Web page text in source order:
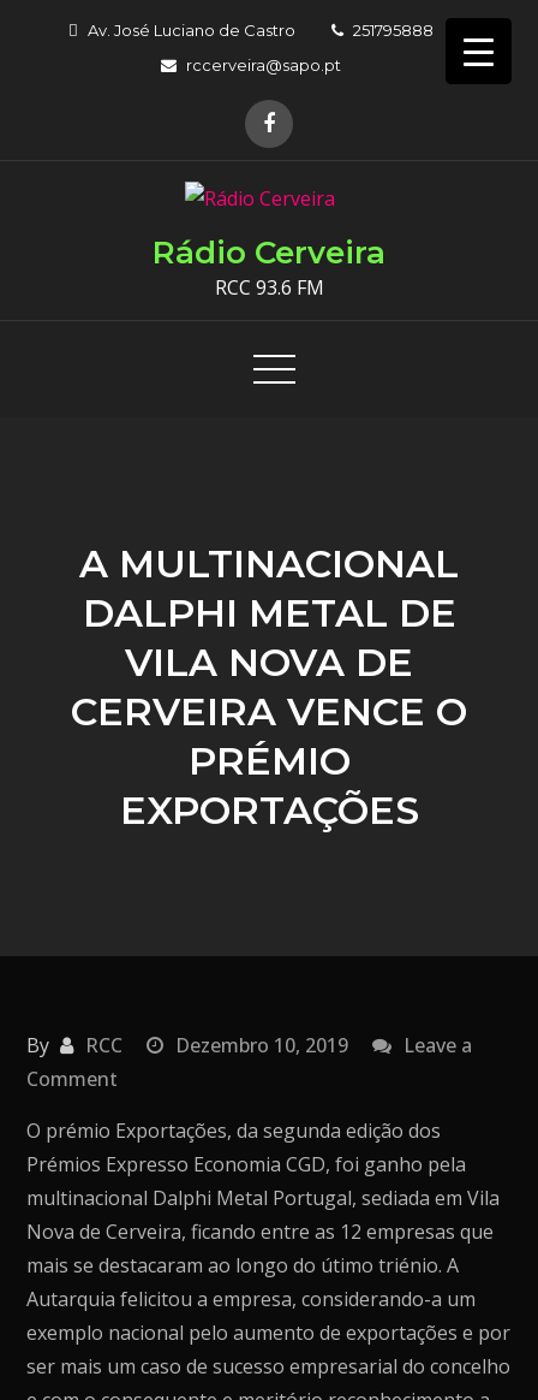
Av. José Luciano de Castro
251795888
rccerveira@sapo.pt
Rádio Cerveira
RCC 93.6 FM
A MULTINACIONAL
DALPHI METAL DE
VILA NOVA DE
CERVEIRA VENCE O
PRÉMIO
EXPORTAÇÕES
By RCC Dezembro 10, 2019
Leave a
Comment
MULTINACIONAL
DALPHI
METAL
DE
VILA
NOVA
DE
CERVEIRA
O prémio Exportações, da segunda edição dos
Prémios Expresso Economia CGD, foi ganho pela
multinacional Dalphi Metal Portugal, sediada em Vila
Nova de Cerveira, ficando entre as 12 empresas que
mais se destacaram ao longo do útimo triénio. A
Autarquia felicitou a empresa, considerando-a um
exemplo nacional pelo aumento de exportações e por
ser mais um caso de sucesso empresarial do concelho